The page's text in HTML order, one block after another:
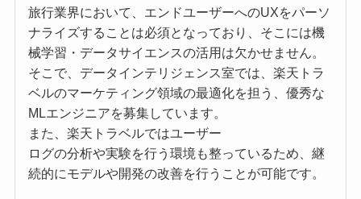
旅行業界において、エンドユーザーへのUXをパーソ
ナライズすることは必須となっており、そこには機
械学習・データサイエンスの活用は欠かせません。
そこで、データインテリジェンス室では、楽天トラ
ベルのマーケティング領域の最適化を担う、優秀な
MLエンジニアを募集しています。
また、楽天トラベルではユーザー
ログの分析や実験を行う環境も整っているため、継
続的にモデルや開発の改善を行うことが可能です。